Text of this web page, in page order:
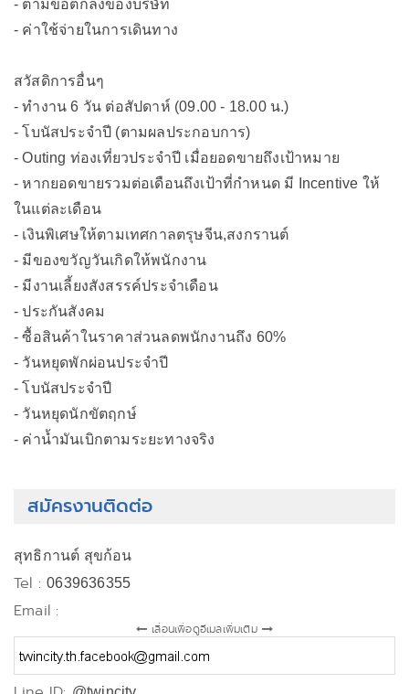
- ตามข้อตกลงของบริษัท
- ค่าใช้จ่ายในการเดินทาง
สวัสดิการอื่นๆ
- ทำงาน 6 วัน ต่อสัปดาห์ (09.00 - 18.00 น.)
- โบนัสประจำปี (ตามผลประกอบการ)
- Outing ท่องเที่ยวประจำปี เมื่อยอดขายถึงเป้าหมาย
- หากยอดขายรวมต่อเดือนถึงเป้าที่กำหนด มี Incentive ให้
ในแต่ละเดือน
- เงินพิเศษให้ตามเทศกาลตรุษจีน,สงกรานต์
- มีของขวัญวันเกิดให้พนักงาน
- มีงานเลี้ยงสังสรรค์ประจำเดือน
- ประกันสังคม
- ซื้อสินค้าในราคาส่วนลดพนักงานถึง 60%
- วันหยุดพักผ่อนประจำปี
- โบนัสประจำปี
- วันหยุดนักขัตฤกษ์
- ค่าน้ำมันเบิกตามระยะทางจริง
สมัครงานติดต่อ
สุทธิกานต์ สุขก้อน
Tel :0639636355
Email :
เลื่อนเพื่อดูอีเมลเพิ่มเติม